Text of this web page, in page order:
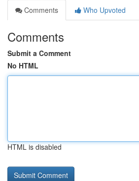
Comments
Who Upvoted
Comments
Submit a Comment
No HTML
HTML is disabled